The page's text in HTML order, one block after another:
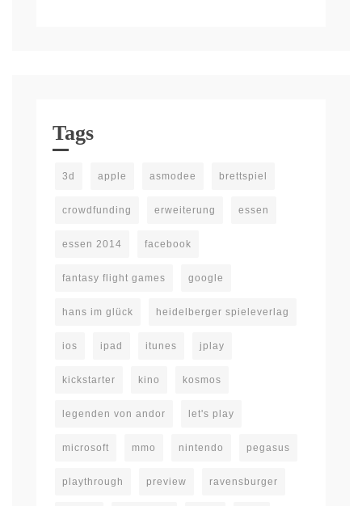
Tags
3d apple asmodee brettspiel
crowdfunding erweiterung essen
essen 2014 facebook
fantasy flight games google
hans im glück heidelberger spieleverlag
ios ipad itunes jplay
kickstarter kino kosmos
legenden von andor let's play
microsoft mmo nintendo pegasus
playthrough preview ravensburger